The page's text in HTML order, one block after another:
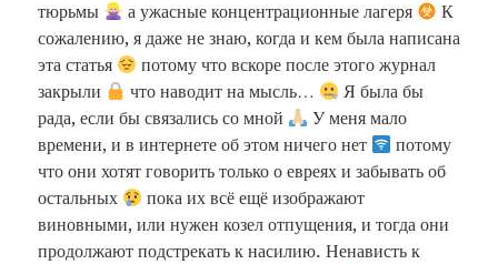
тюрьмы
а ужасные концентрационные лагеря
К
сожалению, я даже не знаю, когда и кем была написана
эта статья
потому что вскоре после этого журнал
закрыли
что наводит на мысль…
Я была бы
рада, если бы связались со мной
У меня мало
времени, и в интернете об этом ничего нет
потому
что они хотят говорить только о евреях и забывать об
остальных
пока их всё ещё изображают
виновными, или нужен козел отпущения, и тогда они
продолжают подстрекать к насилию. Ненависть к